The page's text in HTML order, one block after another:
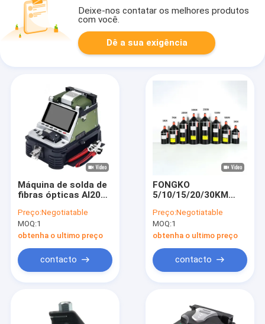
Deixe-nos contatar os melhores produtos
com você.
Dê a sua exigência
Máquina de solda de
fibras ópticas AI20
de emoldura de
fibras ópticas
Preço:Negotiatable
MOQ:1
obtenha o ultimo preço
contacto
FONGKO
5/10/15/20/30KM
Óptica Kit de
Liberação FPV Drone
Fibra Óptica
Preço:Negotiatable
MOQ:1
obtenha o ultimo preço
contacto